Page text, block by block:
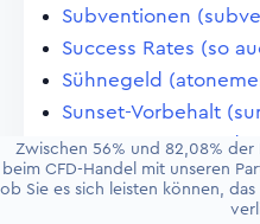
Subventionen
Success Rates (so
Sühnegeld
Sunset-Vorbehalt
Super-OGAW-Fonds
Supervisory Review
SREP (so auch im
Zwischen 56% und 82,08%
beim CFD-Handel mit unseren
ob Sie es sich leisten können,